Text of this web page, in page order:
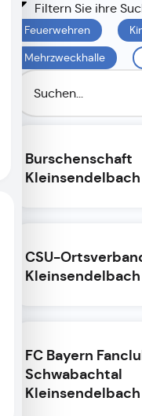
Filtern Sie ihre
Feuerwehren
Mehrzweckhalle
Burschenschaft
Kleinsendelbach
CSU-
Kleinsendelbach
FC Bayern
Schwabachtal
Kleinsendelbach